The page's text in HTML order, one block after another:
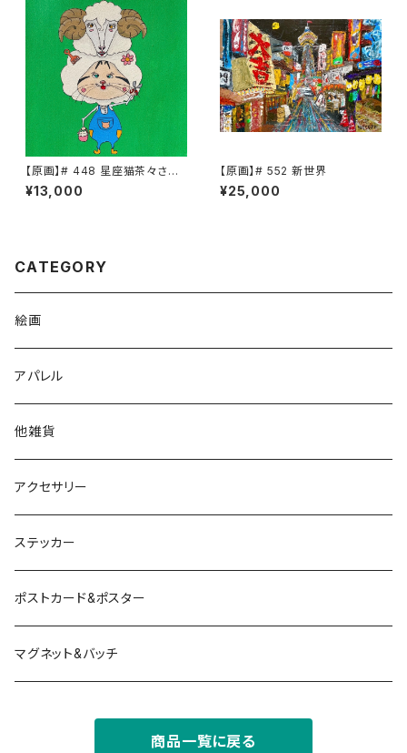
【原画】# 448 星座猫茶々さん
牡羊座
¥13,000
【原画】# 552 新世界
¥25,000
CATEGORY
絵画
アパレル
他雑貨
アクセサリー
ステッカー
ポストカード&ポスター
マグネット&バッチ
商品一覧に戻る